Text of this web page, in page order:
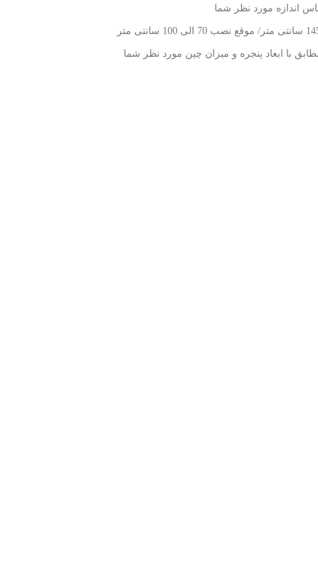
اندازه مورد نظر شما
با ابعاد پنجره و میزان چین مورد نظر شما